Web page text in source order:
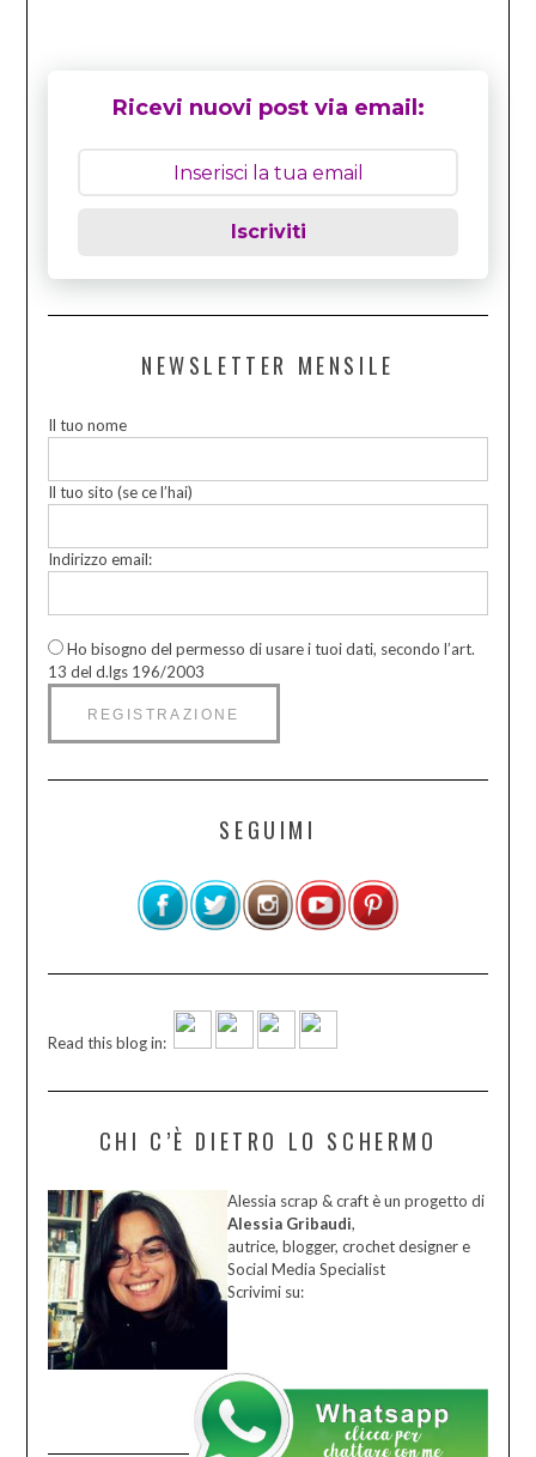
Ricevi nuovi post via email:
Iscriviti
NEWSLETTER MENSILE
Il tuo nome
Il tuo sito (se ce l’hai)
Indirizzo email:
Ho bisogno del permesso di usare i tuoi dati, secondo l’art.
13 del d.lgs 196/2003
SEGUIMI
Read this blog in:
CHI C’È DIETRO LO SCHERMO
Alessia scrap & craft è un progetto di
Alessia Gribaudi,
autrice, blogger, crochet designer e
Social Media Specialist
Scrivimi su: